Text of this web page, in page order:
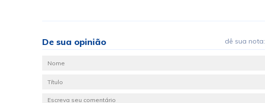
De sua opinião dê sua nota: